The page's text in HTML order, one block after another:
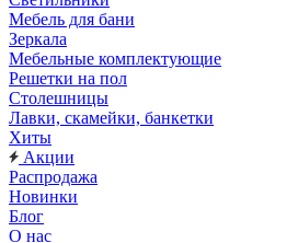
Мебель для бани
Зеркала
Мебельные комплектующие
Решетки на пол
Столешницы
Лавки, скамейки, банкетки
Хиты
Акции
Распродажа
Новинки
Блог
О нас